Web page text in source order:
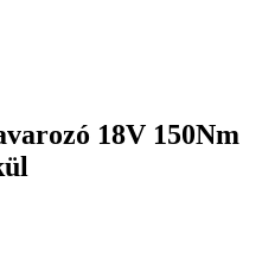
18V 150Nm